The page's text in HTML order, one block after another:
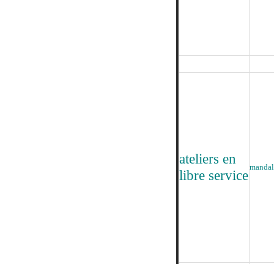
ateliers en
libre service